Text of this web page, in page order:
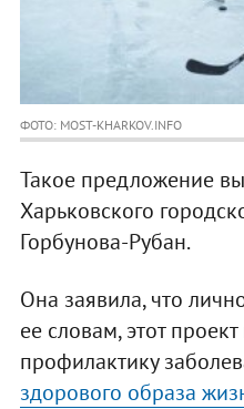
ФОТО: MOST-KHARKOV.INFO
Такое предложение
Харьковского
Горбунова-Рубан.
Она заявила, что
ее словам, этот
профилактику
здорового образа